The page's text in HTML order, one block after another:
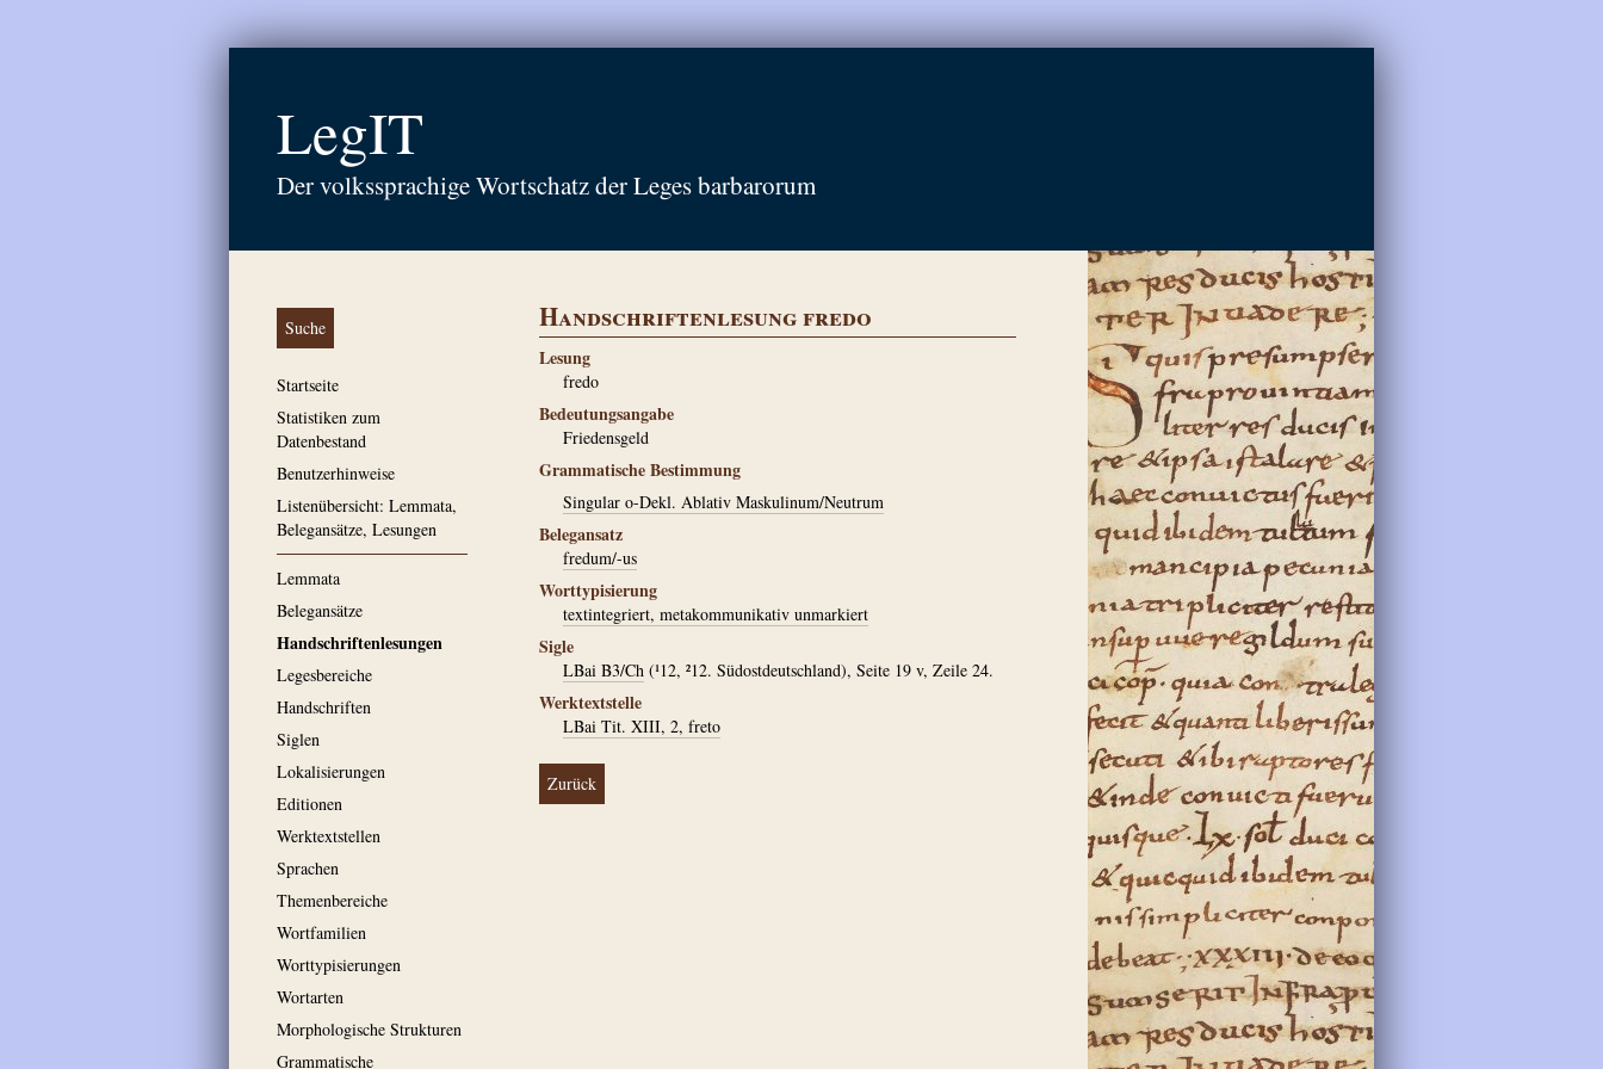
LegIT
Der volkssprachige Wortschatz der Leges barbarorum
Suche
Startseite
Statistiken zum
Datenbestand
Benutzerhinweise
Listenübersicht: Lemmata,
Belegansätze, Lesungen
Lemmata
Belegansätze
Handschriftenlesungen
Legesbereiche
Handschriften
Siglen
Lokalisierungen
Editionen
Werktextstellen
Sprachen
Themenbereiche
Wortfamilien
Worttypisierungen
Wortarten
Morphologische Strukturen
Grammatische
Handschriftenlesung fredo
Lesung
fredo
Bedeutungsangabe
Friedensgeld
Grammatische Bestimmung
Singular o-Dekl. Ablativ Maskulinum/Neutrum
Belegansatz
fredum/-us
Worttypisierung
textintegriert, metakommunikativ unmarkiert
Sigle
LBai B3/Ch (¹12, ²12. Südostdeutschland), Seite 19 v, Zeile 24.
Werktextstelle
LBai Tit. XIII, 2, freto
Zurück